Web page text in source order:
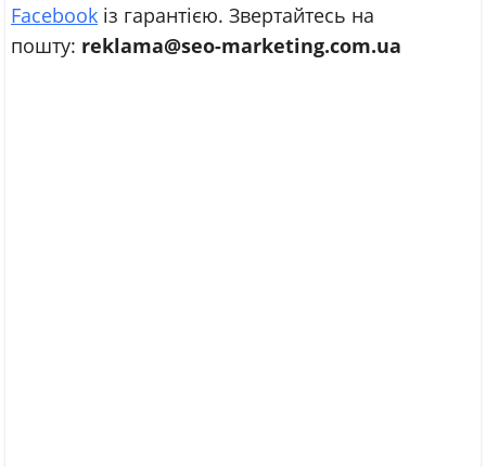
Facebook із гарантією. Звертайтесь на
пошту: reklama@seo-marketing.com.ua